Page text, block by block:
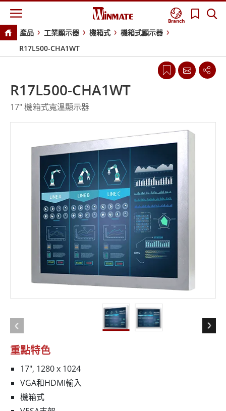
Branch
產品 工業顯示器 機箱式
機箱式顯示器
R17L500-CHA1WT
重點特色
17", 1280 x 1024
VGA和HDMI輸入
機箱式
R17L500-CHA1WT
17" 機箱式寬溫顯示器